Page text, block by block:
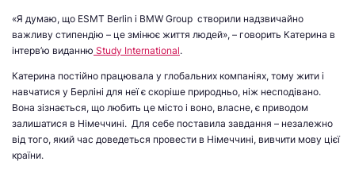
«Я думаю, що ESMT Berlin і BMW Group створили надзвичайно
важливу стипендію – це змінює життя людей», – говорить Катерина в
інтерв’ю виданню Study International.
Катерина постійно працювала у глобальних компаніях, тому жити і
навчатися у Берліні для неї є скоріше природньо, ніж несподівано.
Вона зізнається, що любить це місто і воно, власне, є приводом
залишатися в Німеччині. Для себе поставила завдання – незалежно
від того, який час доведеться провести в Німеччині, вивчити мову цієї
країни.